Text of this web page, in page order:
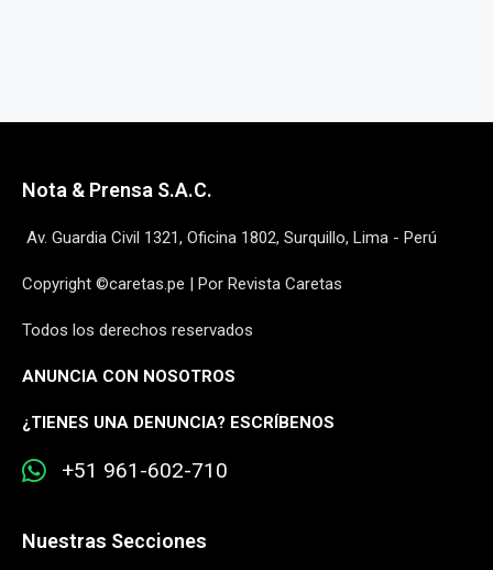
Nota & Prensa S.A.C.
Av. Guardia Civil 1321, Oficina 1802, Surquillo, Lima - Perú
Copyright ©caretas.pe | Por Revista Caretas
Todos los derechos reservados
ANUNCIA CON NOSOTROS
¿TIENES UNA DENUNCIA? ESCRÍBENOS
+51 961-602-710
Nuestras Secciones